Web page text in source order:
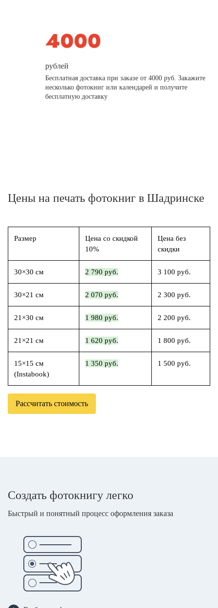
рублей
Бесплатная доставка при заказе от 4000 руб. Закажите
несколько фотокниг или календарей и получите
бесплатную доставку
Цены на печать фотокниг в Шадринске
Размер
Цена со скидкой
10%
Цена без
скидки
30×30 см 2 790 руб. 3 100 руб.
30×21 см 2 070 руб. 2 300 руб.
21×30 см 1 980 руб. 2 200 руб.
21×21 см 1 620 руб. 1 800 руб.
15×15 см
(Instabook)
1 350 руб. 1 500 руб.
Рассчитать стоимость
Создать фотокнигу легко
Быстрый и понятный процесс оформления заказа